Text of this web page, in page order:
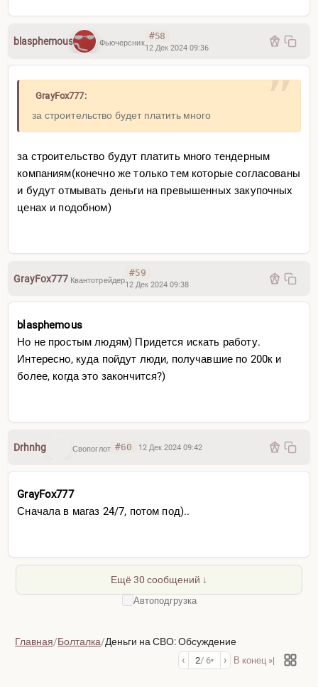
blasphemous Фьючерсник
#58
12 Дек 2024 09:36
GrayFox777:
за строительство будет платить много
за строительство будут платить много тендерным
компаниям(конечно же только тем которые согласованы
и будут отмывать деньги на превышенных закупочных
ценах и подобном)
GrayFox777 Квантотрейдер
#59
12 Дек 2024 09:38
blasphemous
Но не простым людям) Придется искать работу.
Интересно, куда пойдут люди, получавшие по 200к и
более, когда это закончится?)
Drhnhg Свопоглот #60 12 Дек 2024 09:42
GrayFox777
Сначала в магаз 24/7, потом под)..
Ещё 30 сообщений ↓
Автоподгрузка
Главная/Болталка/Деньги на СВО: Обсуждение
‹ 2/ 6▾ › В конец »|